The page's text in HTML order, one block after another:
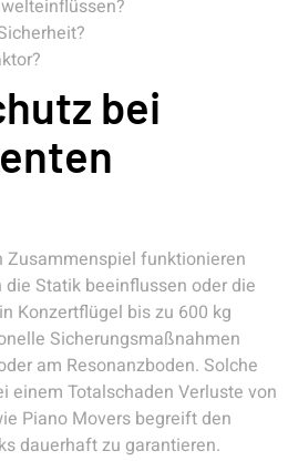
bei
Zusammenspiel funktionieren
Statik beeinflussen oder die
Konzertflügel bis zu 600 kg
Sicherungsmaßnahmen
am Resonanzboden. Solche
einem Totalschaden Verluste von
Piano Movers begreift den
dauerhaft zu garantieren.